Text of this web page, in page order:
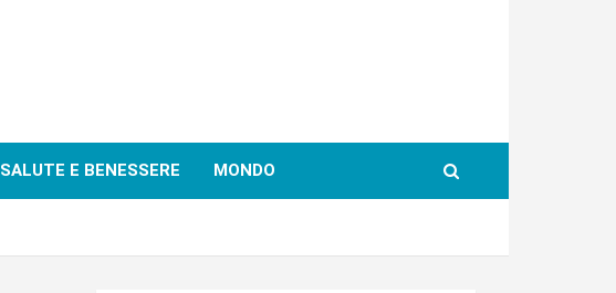
SALUTE E BENESSERE MONDO